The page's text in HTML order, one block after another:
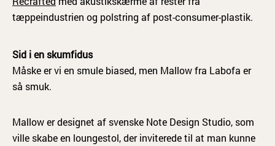
tæppeindustrien og polstring af post-consumer-plastik.
Sid i en skumfidus
Måske er vi en smule biased, men Mallow fra Labofa er
så smuk.
Mallow er designet af svenske Note Design Studio, som
ville skabe en loungestol, der inviterede til at man kunne